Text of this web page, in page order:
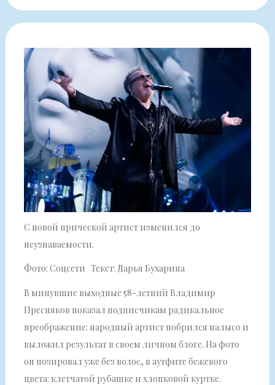
С новой прической артист изменился до
неузнаваемости.
Фото: Соцсети Текст: Дарья Бухарина
В минувшие выходные 58-летний Владимир
Пресняков показал подписчикам радикальное
преображение: народный артист побрился налысо и
выложил результат в своем личном блоге. На фото
он позировал уже без волос, в аутфите бежевого
цвета: клетчатой рубашке и хлопковой куртке.